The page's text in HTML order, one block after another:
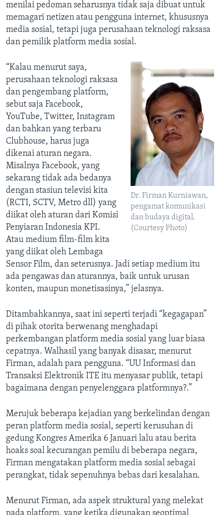
menilai pedoman seharusnya tidak saja dibuat untuk
memagari netizen atau pengguna internet, khususnya
media sosial, tetapi juga perusahaan teknologi raksasa
dan pemilik platform media sosial.
Dr. Firman Kurniawan,
pengamat komunikasi
dan budaya digital.
(Courtesy Photo)
“Kalau menurut saya,
perusahaan teknologi raksasa
dan pengembang platform,
sebut saja Facebook,
YouTube, Twitter, Instagram
dan bahkan yang terbaru
Clubhouse, harus juga
dikenai aturan negara.
Misalnya Facebook, yang
sekarang tidak ada bedanya
dengan stasiun televisi kita
(RCTI, SCTV, Metro dll) yang
diikat oleh aturan dari Komisi
Penyiaran Indonesia KPI.
Atau medium film-film kita
yang diikat oleh Lembaga
Sensor Film, dan seterusnya. Jadi setiap medium itu
ada pengawas dan aturannya, baik untuk urusan
konten, maupun monetisasinya,” jelasnya.
Ditambahkannya, saat ini seperti terjadi “kegagapan”
di pihak otorita berwenang menghadapi
perkembangan platform media sosial yang luar biasa
cepatnya. Walhasil yang banyak disasar, menurut
Firman, adalah para pengguna. “UU Informasi dan
Transaksi Elektronik ITE itu menyasar publik, tetapi
bagaimana dengan penyelenggara platformnya?.”
Merujuk beberapa kejadian yang berkelindan dengan
peran platform media sosial, seperti kerusuhan di
gedung Kongres Amerika 6 Januari lalu atau berita
hoaks soal kecurangan pemilu di beberapa negara,
Firman mengatakan platform media sosial sebagai
perangkat, tidak sepenuhnya bebas dari kesalahan.
Menurut Firman, ada aspek struktural yang melekat